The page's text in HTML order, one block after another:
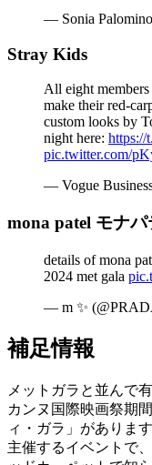
— Sonia
Stray Kids
All eight
make their red-
custom looks by
night here: https://
pic.twitter.com/
— Vogue
mona patel モナパ
details of mona
2024 met gala
— m ✨
補足情報
メットガラと並んで
カンヌ国際映画祭期
ィ・ガラ」がありま
主催するイベントで